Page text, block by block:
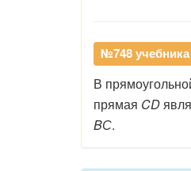
№748 учебника
В
прямая CD
BС.